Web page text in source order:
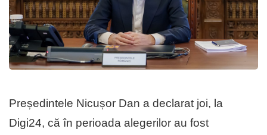
Președintele Nicușor Dan a declarat joi, la
Digi24, că în perioada alegerilor au fost